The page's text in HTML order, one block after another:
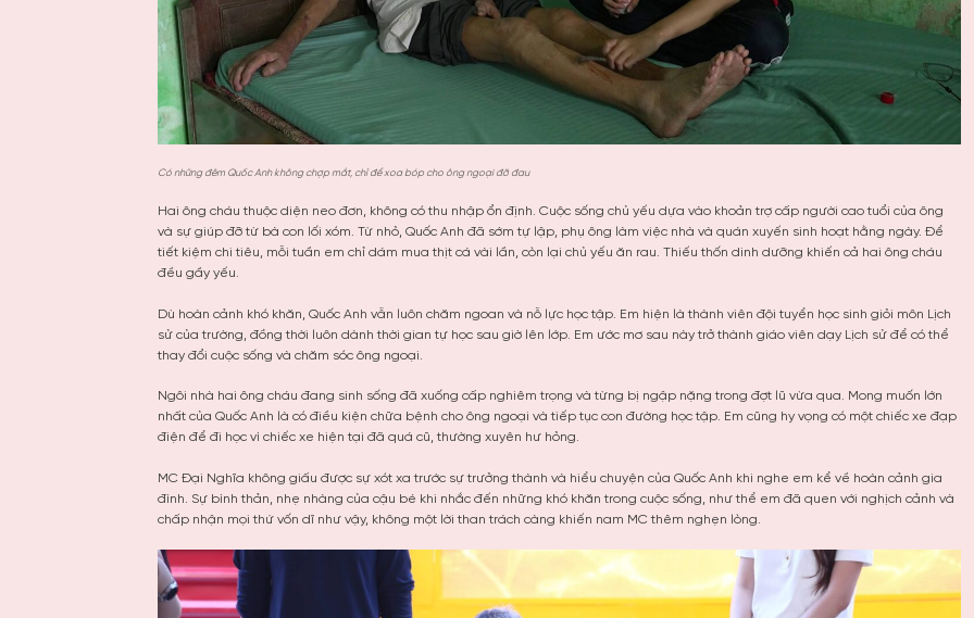
Có những đêm Quốc Anh không chợp mắt, chỉ để xoa bóp cho ông ngoại đỡ đau
Hai ông cháu thuộc diện neo đơn, không có thu nhập ổn định. Cuộc sống chủ yếu dựa vào khoản trợ cấp người cao tuổi của ông
và sự giúp đỡ từ bà con lối xóm. Từ nhỏ, Quốc Anh đã sớm tự lập, phụ ông làm việc nhà và quán xuyến sinh hoạt hằng ngày. Để
tiết kiệm chi tiêu, mỗi tuần em chỉ dám mua thịt cá vài lần, còn lại chủ yếu ăn rau. Thiếu thốn dinh dưỡng khiến cả hai ông cháu
đều gầy yếu.
Dù hoàn cảnh khó khăn, Quốc Anh vẫn luôn chăm ngoan và nỗ lực học tập. Em hiện là thành viên đội tuyển học sinh giỏi môn Lịch
sử của trường, đồng thời luôn dành thời gian tự học sau giờ lên lớp. Em ước mơ sau này trở thành giáo viên dạy Lịch sử để có thể
thay đổi cuộc sống và chăm sóc ông ngoại.
Ngôi nhà hai ông cháu đang sinh sống đã xuống cấp nghiêm trọng và từng bị ngập nặng trong đợt lũ vừa qua. Mong muốn lớn
nhất của Quốc Anh là có điều kiện chữa bệnh cho ông ngoại và tiếp tục con đường học tập. Em cũng hy vọng có một chiếc xe đạp
điện để đi học vì chiếc xe hiện tại đã quá cũ, thường xuyên hư hỏng.
MC Đại Nghĩa không giấu được sự xót xa trước sự trưởng thành và hiểu chuyện của Quốc Anh khi nghe em kể về hoàn cảnh gia
đình. Sự bình thản, nhẹ nhàng của cậu bé khi nhắc đến những khó khăn trong cuộc sống, như thể em đã quen với nghịch cảnh và
chấp nhận mọi thứ vốn dĩ như vậy, không một lời than trách càng khiến nam MC thêm nghẹn lòng.